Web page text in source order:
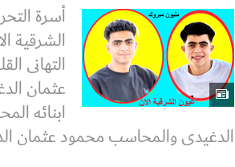
أسرة
الشرقية
التهانى
عثمان
ابنائه
الدغيدى والمحاسب محمود عثمان